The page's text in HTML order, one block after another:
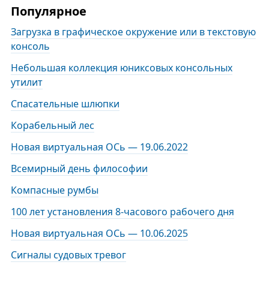
Популярное
Загрузка в графическое окружение или в текстовую
консоль
Небольшая коллекция юниксовых консольных
утилит
Спасательные шлюпки
Корабельный лес
Новая виртуальная ОСь — 19.06.2022
Всемирный день философии
Компасные румбы
100 лет установления 8-часового рабочего дня
Новая виртуальная ОСь — 10.06.2025
Сигналы судовых тревог